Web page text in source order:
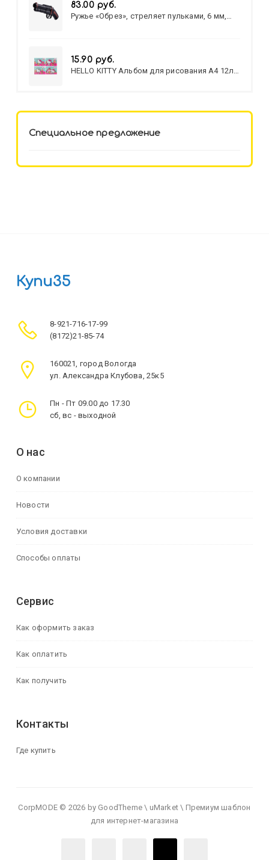
83.00 руб.
Ружье «Обрез», стреляет пульками, 6 мм,
15.90 руб.
HELLO KITTY Альбом для рисования А4 12л.
Специальное предложение
Купи35
8-921-716-17-99
(8172)21-85-74
160021, город Вологда
ул. Александра Клубова, 25к5
Пн - Пт 09.00 до 17.30
сб, вс - выходной
О нас
О компании
Новости
Условия доставки
Способы оплаты
Сервис
Как оформить заказ
Как оплатить
Как получить
Контакты
Где купить
CorpMODE © 2026 by GoodTheme \ uMarket \ Премиум шаблон
для интернет-магазина